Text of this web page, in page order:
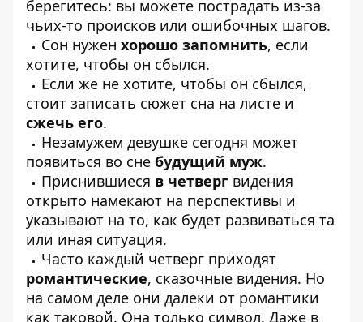
берегитесь: вы можете пострадать из-за
чьих-то происков или ошибочных шагов.
Сон нужен хорошо запомнить, если
хотите, чтобы он сбылся.
Если же не хотите, чтобы он сбылся,
стоит записать сюжет сна на листе и
сжечь его.
Незамужем девушке сегодня может
появиться во сне будущий муж.
Приснившиеся в четверг видения
открыто намекают на перспективы и
указывают на то, как будет развиваться та
или иная ситуация.
Часто каждый четверг приходят
романтические, сказочные видения. Но
на самом деле они далеки от романтики
как таковой. Она только символ. Даже в